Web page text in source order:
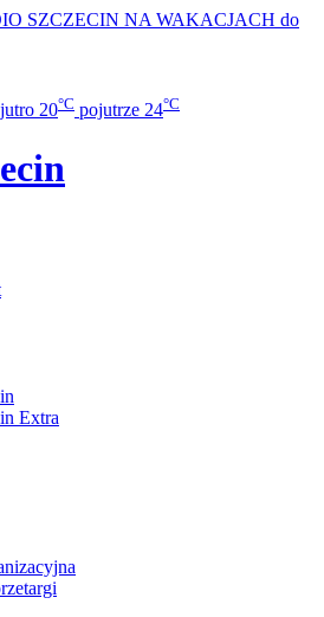
SZCZECIN NA WAKACJACH do
jutro 20°C pojutrze 24°C
Extra